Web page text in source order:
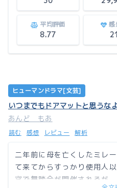
平均評価
8.77
感
21
ヒューマンドラマ[文芸]
いつまでもドアマットと思うな
あんど もあ
読む 感想 レビュー 解析
二年前に母を亡くしたミレ
て来てからすっかり使用人
宮で舞踏会が開催されるが